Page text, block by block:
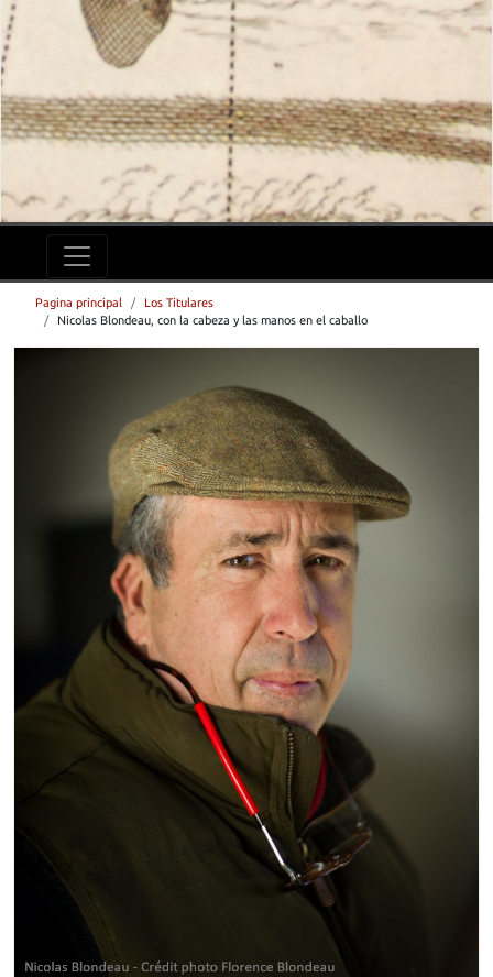
Pagina principal
Los Titulares
Nicolas Blondeau, con la cabeza y las manos en el caballo